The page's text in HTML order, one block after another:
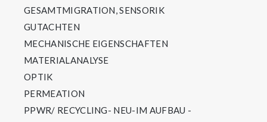
GESAMTMIGRATION, SENSORIK
GUTACHTEN
MECHANISCHE EIGENSCHAFTEN
MATERIALANALYSE
OPTIK
PERMEATION
PPWR/ RECYCLING- NEU-IM AUFBAU -